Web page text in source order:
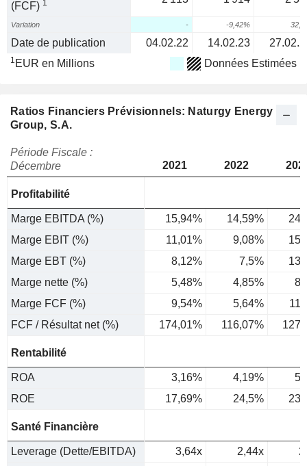
(FCF) 1
Variation - -9,42%
Date de publication 04.02.22 14.02.23
1 EUR en Millions Données Estimées
Ratios Financiers Prévisionnels: Naturgy Energy
Group, S.A.
Période Fiscale :
Décembre
2021 2022
Profitabilité
Marge EBITDA (%) 15,94% 14,59%
Marge EBIT (%)
11,01% 9,08%
Marge EBT (%)
8,12% 7,5%
Marge nette (%)
5,48% 4,85%
Marge FCF (%)
9,54% 5,64%
FCF / Résultat net (%)
174,01% 116,07%
Rentabilité
ROA 3,16% 4,19%
ROE
17,69% 24,5%
Santé Financière
Leverage (Dette/EBITDA) 3,64x 2,44x